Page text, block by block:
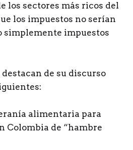
los sectores más ricos del
los impuestos no serían
simplemente impuestos
de su discurso
alimentaria para
Colombia de “hambre